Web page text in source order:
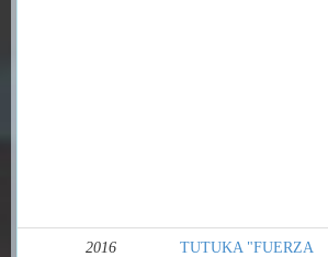
2016
TUTUKA "FUERZA